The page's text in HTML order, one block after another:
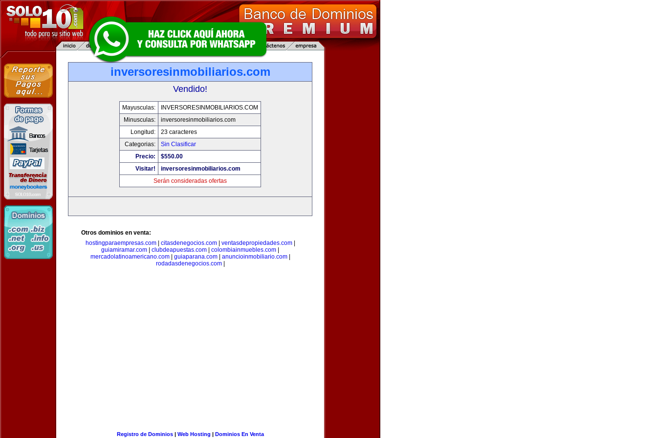
inversoresinmobiliarios.com
Vendido!
Mayusculas:
INVERSORESINMOBILIARIOS.COM
Minusculas:
inversoresinmobiliarios.com
Longitud:
23 caracteres
Categorias:
Sin Clasificar
Precio:
$550.00
Visitar!
inversoresinmobiliarios.com
Serán consideradas ofertas
Otros dominios en venta:
hostingparaempresas.com| citasdenegocios.com| ventasdepropiedades.com|
guiamiramar.com
clubdeapuestas.com colombiainmuebles.com
mercadolatinoamericano.com| guiaparana.com| anuncioinmobiliario.com|
rodadasdenegocios.com|
Registro de Dominios| Web Hosting | Dominios En Venta